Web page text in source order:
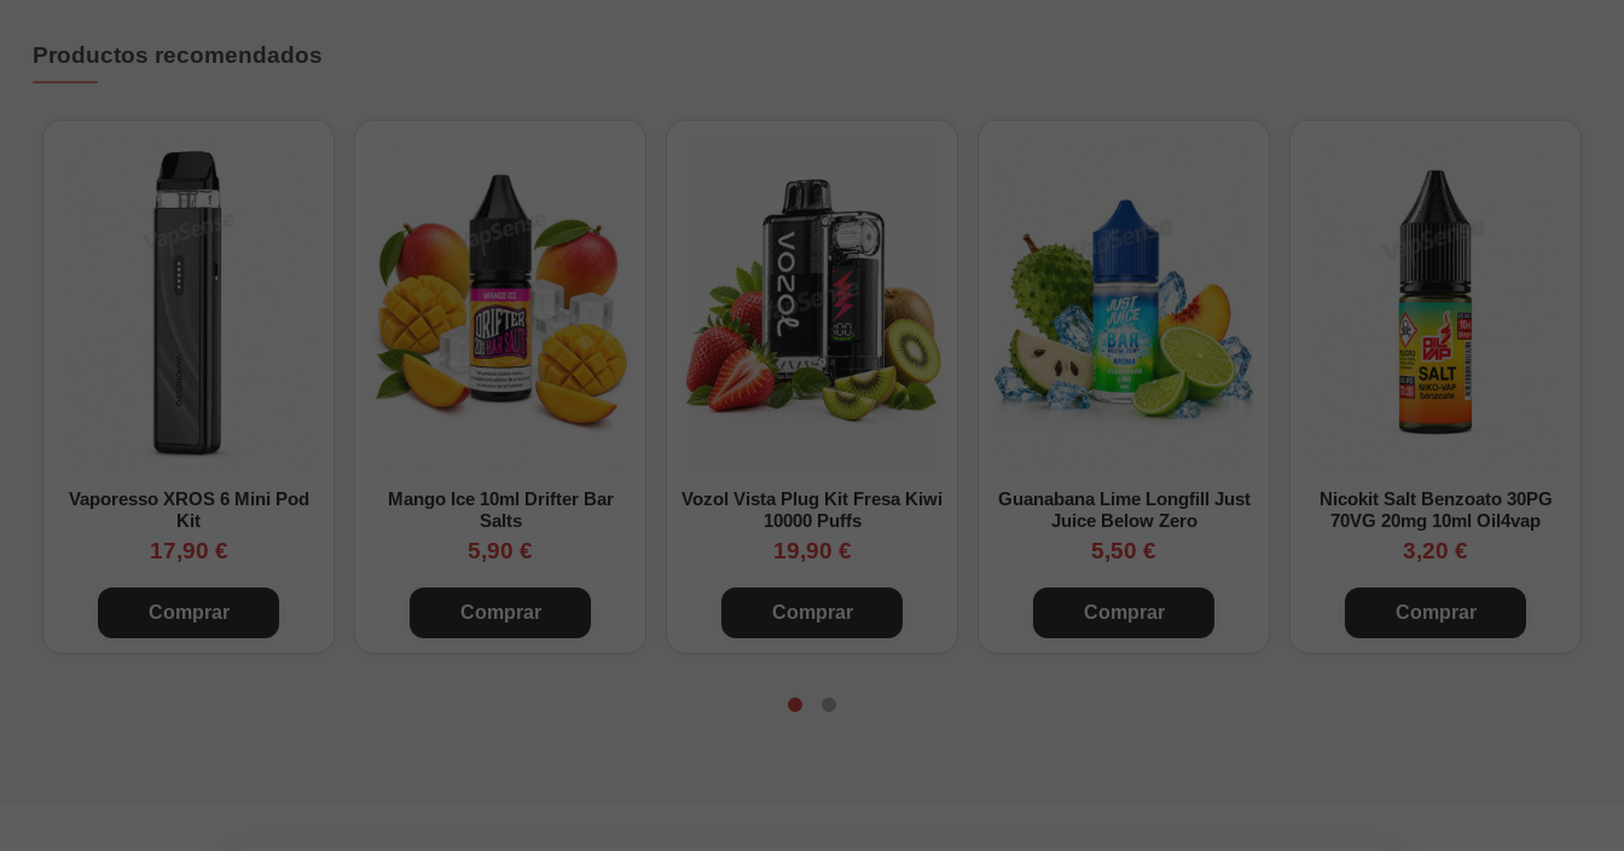
¿Cómo se desecha?
BalMY Power Crystal Sandía 0mg es un vaper desechable sin nicotina, con hasta 8000 caladas y un sabor
fresco y realista, perfecto para un vapeo prolongado y agradable.
Productos recomendados
Vaporesso XROS 6 Mini Pod
Kit
17,90 €
Comprar
Mango Ice 10ml Drifter Bar
Salts
5,90 €
Comprar
Vozol Vista Plug Kit Fresa Kiwi
10000 Puffs
19,90 €
Comprar
Guanabana Lime Longfill Just
Juice Below Zero
5,50 €
Comprar
Nicokit Salt Benzoato 30PG
70VG 20mg 10ml Oil4vap
3,20 €
Comprar